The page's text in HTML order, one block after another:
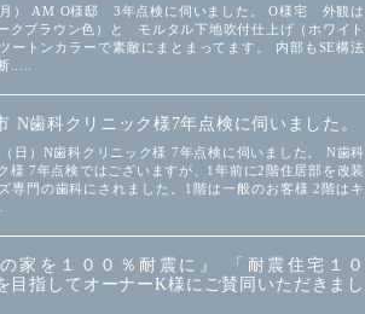
） AM O様邸 3年点検に伺いました。 O様宅 外観は
クブラウン色）と モルタル下地吹付仕上げ（ホワイト
ートンカラーで素敵にまとまってます。 内部もSE構法
.....
N歯科クリニック様7年点検に伺いました。
日）N歯科クリニック様 7年点検に伺いました。 N歯科
様 7年点検ではございますが、1年前に2階住居部を改装
専門の歯科にされました。1階は一般のお客様 2階はキ
の家を１００％耐震に』 「耐震住宅１０
目指してオーナーK様にご賛同いただきまし